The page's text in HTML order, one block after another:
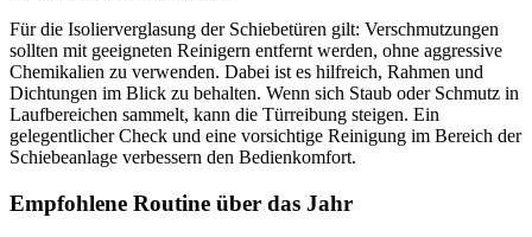
Für die Isolierverglasung der Schiebetüren gilt: Verschmutzungen
sollten mit geeigneten Reinigern entfernt werden, ohne aggressive
Chemikalien zu verwenden. Dabei ist es hilfreich, Rahmen und
Dichtungen im Blick zu behalten. Wenn sich Staub oder Schmutz in
Laufbereichen sammelt, kann die Türreibung steigen. Ein
gelegentlicher Check und eine vorsichtige Reinigung im Bereich der
Schiebeanlage verbessern den Bedienkomfort.
Empfohlene Routine über das Jahr